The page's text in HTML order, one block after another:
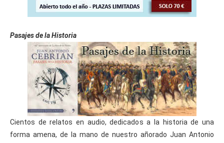
Pasajes de la Historia
Cientos de relatos en audio, dedicados a la historia de una
forma amena, de la mano de nuestro añorado Juan Antonio